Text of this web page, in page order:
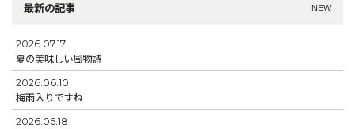
最新の記事 NEW
2026.07.17
夏の美味しい風物詩
2026.06.10
梅雨入りですね
2026.05.18